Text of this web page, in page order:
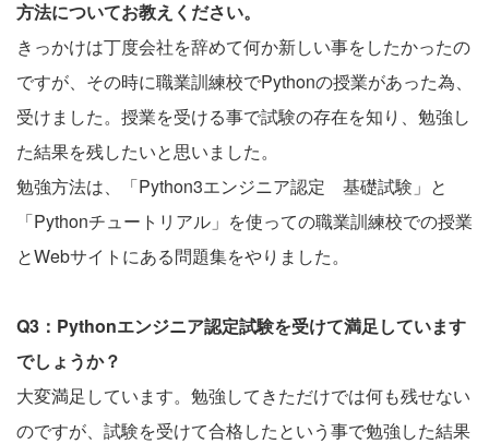
方法についてお教えください。
きっかけは丁度会社を辞めて何か新しい事をしたかったの
ですが、その時に職業訓練校でPythonの授業があった為、
受けました。授業を受ける事で試験の存在を知り、勉強し
た結果を残したいと思いました。
勉強方法は、「Python3エンジニア認定 基礎試験」と
「Pythonチュートリアル」を使っての職業訓練校での授業
とWebサイトにある問題集をやりました。
Q3：Pythonエンジニア認定試験を受けて満足しています
でしょうか？
大変満足しています。勉強してきただけでは何も残せない
のですが、試験を受けて合格したという事で勉強した結果